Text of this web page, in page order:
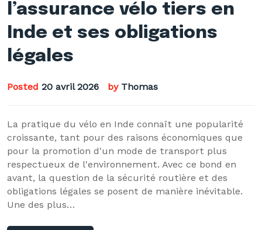
l’assurance vélo tiers en
Inde et ses obligations
légales
Posted 20 avril 2026 by Thomas
La pratique du vélo en Inde connaît une popularité
croissante, tant pour des raisons économiques que
pour la promotion d'un mode de transport plus
respectueux de l'environnement. Avec ce bond en
avant, la question de la sécurité routière et des
obligations légales se posent de manière inévitable.
Une des plus…